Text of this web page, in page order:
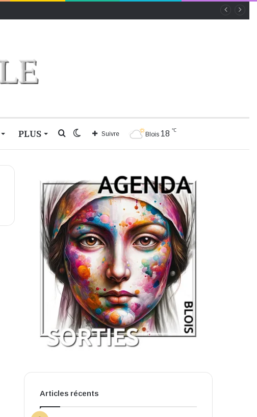
PLUS Blois 18 ℃
Suivre
Switch
Rechercher
Articles récents